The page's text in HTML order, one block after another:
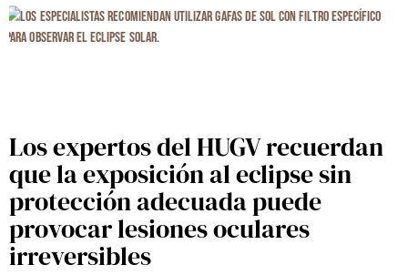
Los expertos del HUGV recuerdan
que la exposición al eclipse sin
protección adecuada puede
provocar lesiones oculares
irreversibles